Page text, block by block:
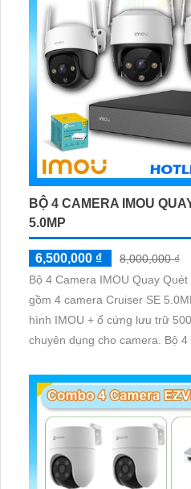
BỘ 4 CAMERA IMOU
5.0MP
6,500,000 ₫
8,000,000 ₫
Bộ 4 Camera IMOU Quay
gồm 4 camera Cruiser SE
hình IMOU + ổ cứng lưu trữ
chuyên dụng cho camera. Bộ
cần giám sát ngoài trời